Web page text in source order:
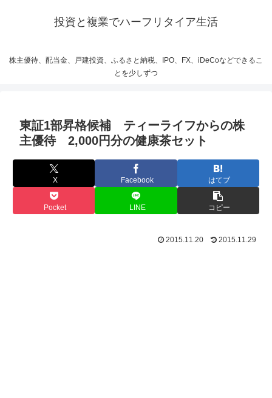
投資と複業でハーフリタイア生活
株主優待、配当金、戸建投資、ふるさと納税、IPO、FX、iDeCoなどできるこ
とを少しずつ
東証1部昇格候補 ティーライフからの株
主優待 2,000円分の健康茶セット
X Facebook はてブ
Pocket LINE コピー
2015.11.20 2015.11.29